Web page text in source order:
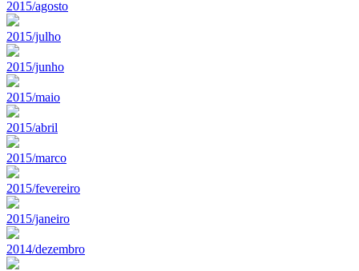
2015/agosto
2015/julho
2015/junho
2015/maio
2015/abril
2015/marco
2015/fevereiro
2015/janeiro
2014/dezembro